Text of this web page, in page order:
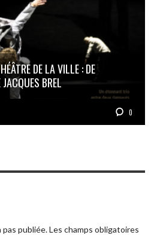
DE LA VILLE : DE
BREL
0
pas publiée.Les champs obligatoires